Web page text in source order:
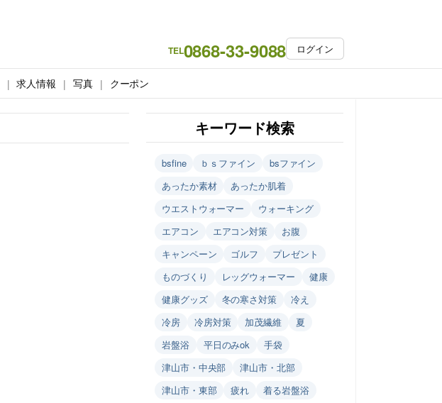
TEL0868-33-9088 ログイン
求人情報 写真 クーポン
キーワード検索
bsfine ｂｓファイン
bsファイン
あったか素材
あったか肌着
ウエストウォーマー
ウォーキング
エアコン
エアコン対策
お腹
キャンペーン
ゴルフ
プレゼント
ものづくり
レッグウォーマー
健康
健康グッズ
冬の寒さ対策
冷え
冷房
冷房対策 加茂繊維
夏
岩盤浴
平日のみok
手袋
津山市・中央部
津山市・北部
津山市・東部
疲れ
着る岩盤浴